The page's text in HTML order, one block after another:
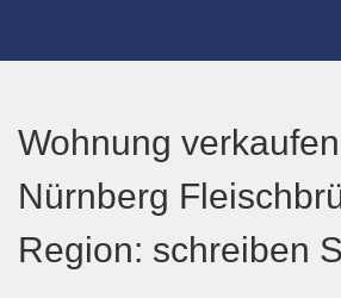
Wohnung
Nürnberg
Region: schreiben